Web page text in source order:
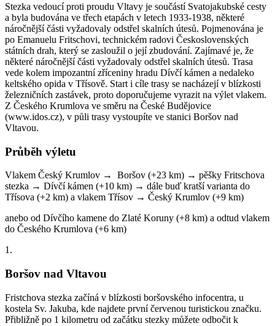
Stezka vedoucí proti proudu Vltavy je součástí Svatojakubské cesty
a byla budována ve třech etapách v letech 1933-1938, některé
náročnější části vyžadovaly odstřel skalních útesů. Pojmenována je
po Emanuelu Fritschovi, technickém radovi Československých
státních drah, který se zasloužil o její zbudování. Zajímavé je, že
některé náročnější části vyžadovaly odstřel skalních útesů. Trasa
vede kolem impozantní zříceniny hradu Dívčí kámen a nedaleko
keltského opida v Třísově. Start i cíle trasy se nacházejí v blízkosti
železničních zastávek, proto doporučujeme vyrazit na výlet vlakem.
Z Českého Krumlova ve směru na České Budějovice
(www.idos.cz), v půli trasy vystoupíte ve stanici Boršov nad
Vltavou.
Průběh výletu
Vlakem Český Krumlov → Boršov (+23 km) → pěšky Fritschova
stezka → Dívčí kámen (+10 km) → dále buď kratší varianta do
Třísova (+2 km) a vlakem Třísov → Český Krumlov (+9 km)
anebo od Dívčího kamene do Zlaté Koruny (+8 km) a odtud vlakem
do Českého Krumlova (+6 km)
1.
Boršov nad Vltavou
Fristchova stezka začíná v blízkosti boršovského infocentra, u
kostela Sv. Jakuba, kde najdete první červenou turistickou značku.
Přibližně po 1 kilometru od začátku stezky můžete odbočit k